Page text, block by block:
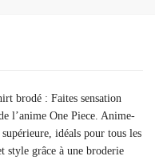
brodé : Faites sensation
l’anime One Piece. Anime-
idéals pour tous les
style grâce à une broderie